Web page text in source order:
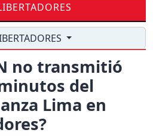
no transmitió
del
Lima en